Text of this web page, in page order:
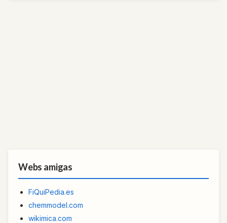
Webs amigas
FiQuiPedia.es
chemmodel.com
wikimica.com